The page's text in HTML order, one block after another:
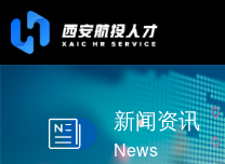
新闻资讯
News